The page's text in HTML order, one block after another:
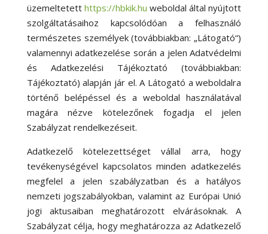
üzemeltetett https://hbkik.hu weboldal által nyújtott
szolgáltatásaihoz kapcsolódóan a felhasználó
természetes személyek (továbbiakban: „Látogató“)
valamennyi adatkezelése során a jelen Adatvédelmi
és Adatkezelési Tájékoztató (továbbiakban:
Tájékoztató) alapján jár el. A Látogató a weboldalra
történő belépéssel és a weboldal használatával
magára nézve kötelezőnek fogadja el jelen
Szabályzat rendelkezéseit.
Adatkezelő kötelezettséget vállal arra, hogy
tevékenységével kapcsolatos minden adatkezelés
megfelel a jelen szabályzatban és a hatályos
nemzeti jogszabályokban, valamint az Európai Unió
jogi aktusaiban meghatározott elvárásoknak. A
Szabályzat célja, hogy meghatározza az Adatkezelő